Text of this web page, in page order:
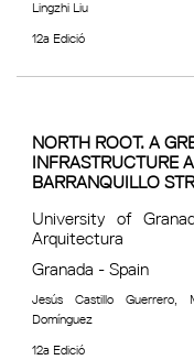
Lingzhi Liu
12a Edició
NORTH ROOT. A
INFRASTRUCTURE
BARRANQUILLO
University of
Arquitectura
Granada - Spain
Jesús Castillo Guerrero,
Domínguez
12a Edició